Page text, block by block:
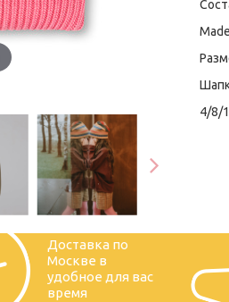
4/8/
Доставка по
Москве в
удобное для вас
время